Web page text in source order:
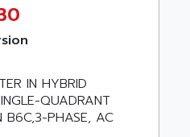
IN HYBRID
QUADRANT
B6C,3-PHASE, AC